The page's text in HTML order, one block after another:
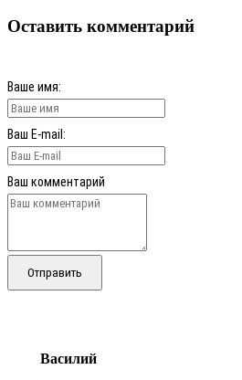
Оставить комментарий
Ваше имя:
Ваш E-mail:
Ваш комментарий
Отправить
Василий